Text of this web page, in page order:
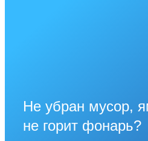
Не убран мусор,
не горит фонарь?